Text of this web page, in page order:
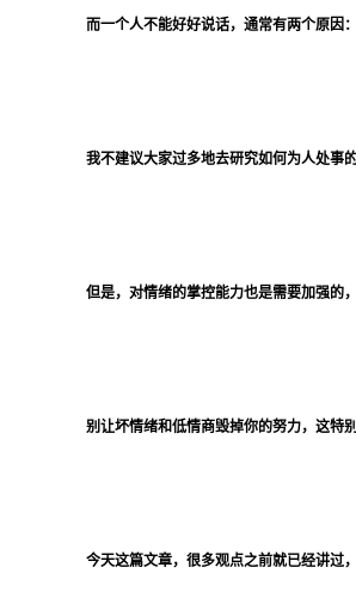
而一个人不能好好说话，通常有两个原因
我不建议大家过多地去研究如何为人处事
但是，对情绪的掌控能力也是需要加强的
别让坏情绪和低情商毁掉你的努力，这特别
今天这篇文章，很多观点之前就已经讲过